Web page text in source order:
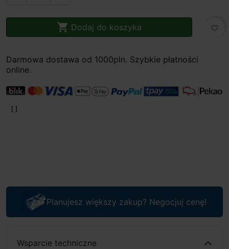
 Dodaj do koszyka favorite_border
Darmowa dostawa od 1000pln. Szybkie płatności
online.
Planujesz większy zakup? Negocjuj cenę!
Wsparcie techniczne